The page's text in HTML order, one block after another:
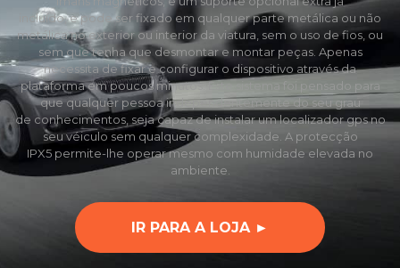
incluído, e pode ser fixado em qualquer parte metálica ou não
metálica no exterior ou interior da viatura, sem o uso de fios, ou
sem que tenha que desmontar e montar peças. Apenas
necessita de fixar e configurar o dispositivo através da
plataforma em poucos minutos. Este sistema foi pensado para
que qualquer pessoa independentemente do seu grau
de conhecimentos, seja capaz de instalar um localizador gps no
seu véiculo sem qualquer complexidade. A protecção
IPX5 permite-lhe operar mesmo com humidade elevada no
ambiente.
IR PARA A LOJA ►